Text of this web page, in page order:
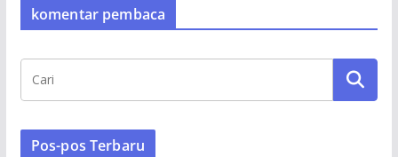
komentar pembaca
Pos-pos Terbaru